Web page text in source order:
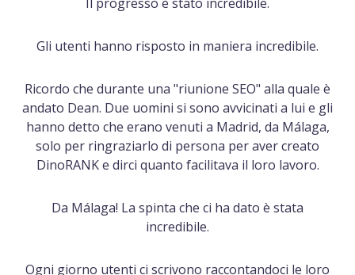
Gli utenti hanno risposto in maniera incredibile.
Ricordo che durante una "riunione SEO" alla quale è
andato Dean. Due uomini si sono avvicinati a lui e gli
hanno detto che erano venuti a Madrid, da Málaga,
solo per ringraziarlo di persona per aver creato
DinoRANK e dirci quanto facilitava il loro lavoro.
Da Málaga! La spinta che ci ha dato è stata
incredibile.
Ogni giorno utenti ci scrivono raccontandoci le loro